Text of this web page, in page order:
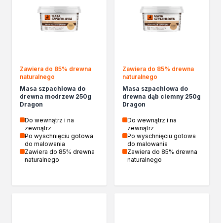
Żywica epoksydowa
Impregnaty specjalistyczne
Impregnaty do drewna konstrukcyjnego
Masy szpachlowe budowlane
Akryle
Silikony
Impregnacja
Impregnaty specjalistyczne
Impregnaty do drewna konstrukcyjnego
Impregnaty dekoracyjny do drewna
Projekty DIY
Zawiera do 85% drewna
naturalnego
Masa szpachlowa do
drewna modrzew 250g
Dragon
Do wewnątrz i na
zewnątrz
Po wyschnięciu gotowa
do malowania
Zawiera do 85% drewna
naturalnego
Zawiera do 85% drewna
naturalnego
Masa szpachlowa do
drewna dąb ciemny 250g
Dragon
Do wewnątrz i na
zewnątrz
Po wyschnięciu gotowa
do malowania
Zawiera do 85% drewna
naturalnego